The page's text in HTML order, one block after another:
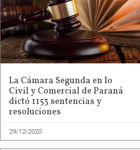
La Cámara Segunda en lo
Civil y Comercial de Paraná
dictó 1153 sentencias y
resoluciones
29/12/2020